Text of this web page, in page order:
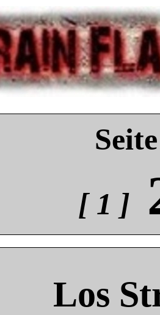
[ 1 ]
Los